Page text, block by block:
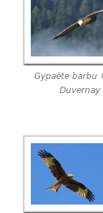
Gypaète barbu
Duvernay